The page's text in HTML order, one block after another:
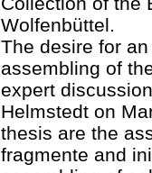
Wolfenbüttel.
The desire for
assembling of
expert
Helmstedt on
thesis are the
fragmente and